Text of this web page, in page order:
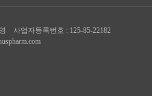
사업자등록번호 : 125-85-22182